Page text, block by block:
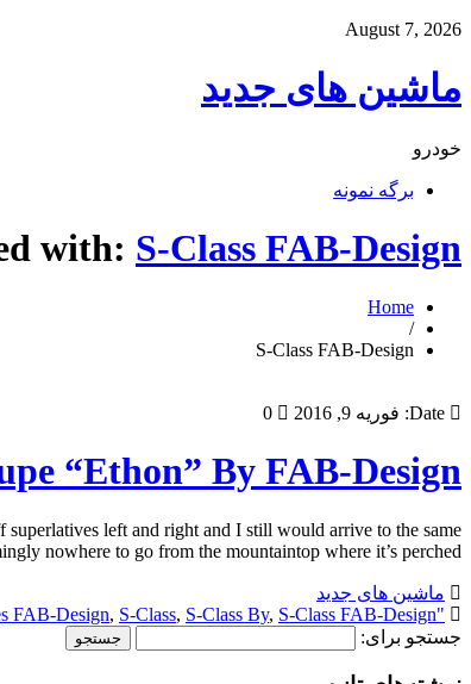
August 7, 2026
ماشین های جدید
خودرو
برگه نمونه
with: S-Class FAB-Design
Home
/
S-Class FAB-Design
Date: فوریه 9, 2016 0
“Ethon” By FAB-Design
left and right and I still would arrive to the same
nowhere to go from the mountaintop where it’s perched, […]
ماشین های جدید
"Ethon"
FAB-Design, S-Class, S-Class By, S-Class FAB-Design
جستجو برای: